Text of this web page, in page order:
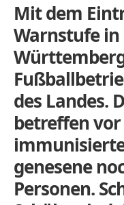
Mit dem
Warnstufe in
des Landes.
betreffen
genesene
Personen.